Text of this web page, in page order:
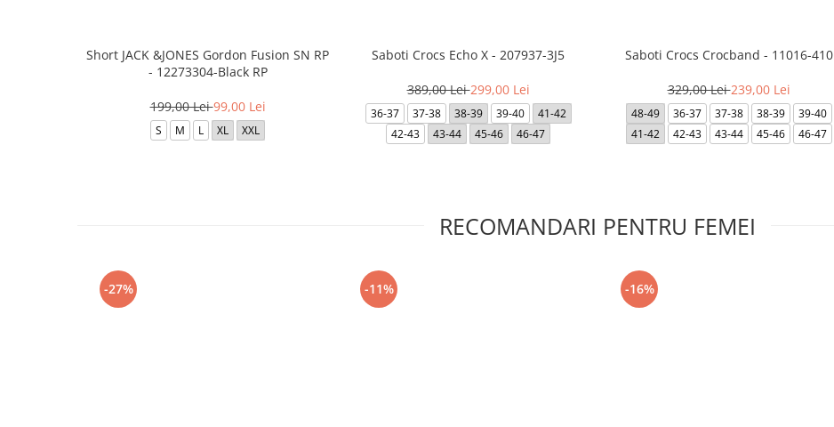
Short JACK &JONES Gordon Fusion SN RP
- 12273304-Black RP
199,00 Lei99,00 Lei
S M L XL XXL
Saboti Crocs Echo X - 207937-3J5
389,00 Lei299,00 Lei
36-37 37-38 38-39 39-40
41-42
42-43
43-44 45-46 46-47
Saboti Crocs Crocband - 11016-410
329,00 Lei239,00 Lei
48-49 36-37 37-38 38-39
39-40
41-42
42-43 43-44 45-46 46-47
RECOMANDARI PENTRU FEMEI
-27% -11% -16%